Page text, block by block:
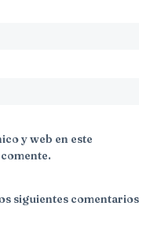
y web en este
siguientes comentarios